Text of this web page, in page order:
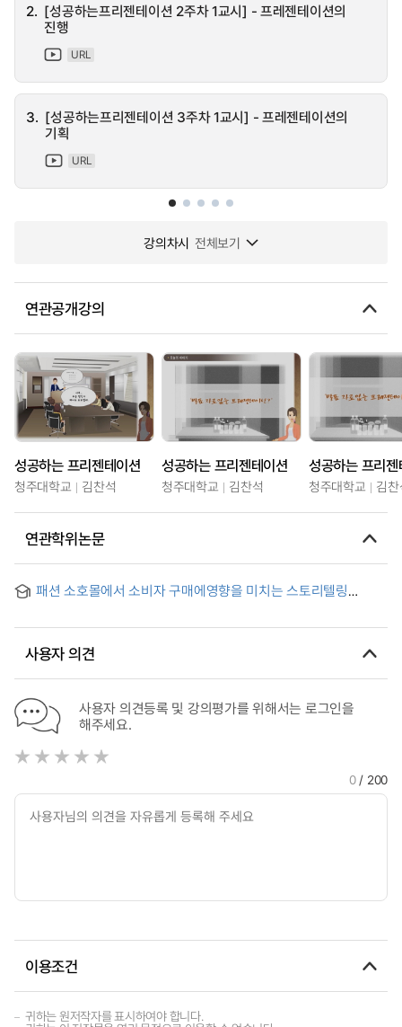
2. [성공하는프리젠테이션 2주차 1교시] - 프레젠테이션의
진행
URL
3. [성공하는프리젠테이션 3주차 1교시] - 프레젠테이션의
기획
URL
강의차시 전체보기
연관공개강의
성공하는 프리젠테이션
청주대학교 김찬석
성공하는 프리젠테이션
청주대학교 김찬석
성공하는 프리
청주대학교 김
연관학위논문
패션 소호몰에서 소비자 구매에영향을 미치는 스토리텔링
대상으로
사용자 의견
사용자 의견등록 및 강의평가를 위해서는 로그인을
해주세요.
0/ 200
이용조건
귀하는 원저작자를 표시하여야 합니다.